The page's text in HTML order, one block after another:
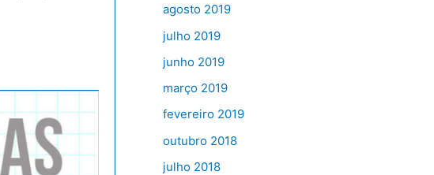
agosto 2019
julho 2019
junho 2019
março 2019
fevereiro 2019
outubro 2018
julho 2018